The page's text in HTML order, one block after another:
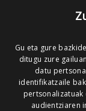
Gu eta gure
ditugu zure
datu
identifikatzaile
pertsonalizatuak
audientziaren